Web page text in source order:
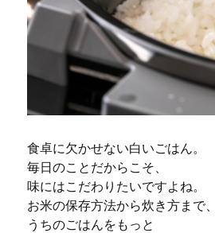
食卓に欠かせない白いごはん。
毎日のことだからこそ、
味にはこだわりたいですよね。
お米の保存方法から炊き方まで
うちのごはんをもっと